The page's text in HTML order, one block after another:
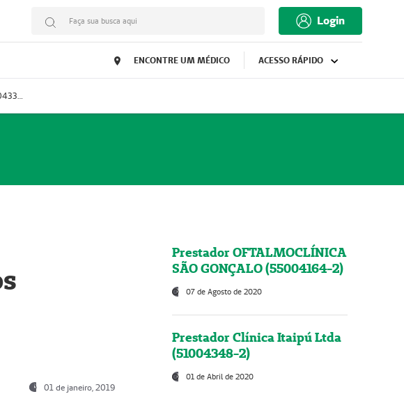
Faça sua busca aqui Login
ENCONTRE UM MÉDICO ACESSO RÁPIDO
Prestador Oncoped Serviços Médicos (51004335-0)
01 de janeiro, 2019
Prestador OFTALMOCLÍNICA
SÃO GONÇALO (55004164-2)
07 de Agosto de 2020
Prestador Clínica Itaipú Ltda
(51004348-2)
01 de Abril de 2020